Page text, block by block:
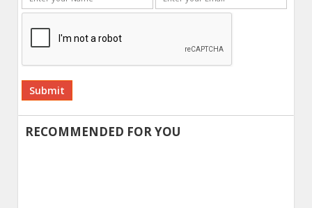
Alternative:
RECOMMENDED FOR YOU